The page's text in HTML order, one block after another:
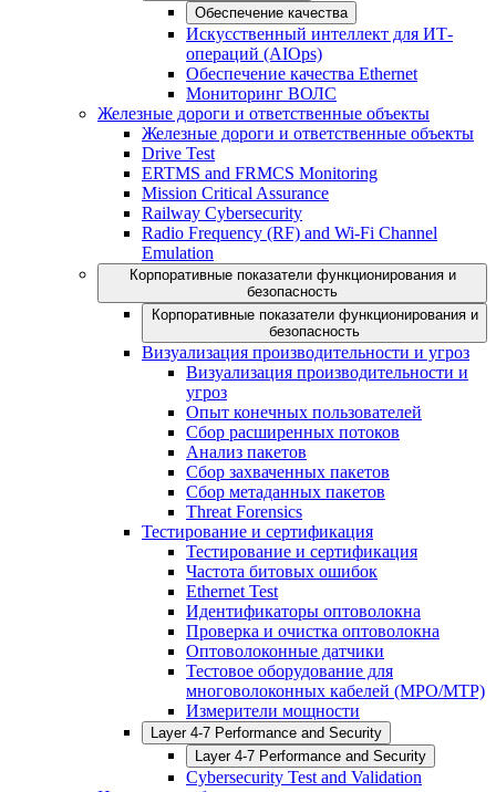
Обеспечение качества
Искусственный интеллект для ИТ-
операций (AIOps)
Обеспечение качества Ethernet
Мониторинг ВОЛС
Железные дороги и ответственные объекты
Железные дороги и ответственные объекты
Drive Test
ERTMS and FRMCS Monitoring
Mission Critical Assurance
Railway Cybersecurity
Radio Frequency (RF) and Wi-Fi Channel
Emulation
Корпоративные показатели функционирования и
безопасность
Корпоративные показатели функционирования и
безопасность
Визуализация производительности и угроз
Визуализация производительности и
угроз
Опыт конечных пользователей
Сбор расширенных потоков
Анализ пакетов
Сбор захваченных пакетов
Сбор метаданных пакетов
Threat Forensics
Тестирование и сертификация
Тестирование и сертификация
Частота битовых ошибок
Ethernet Test
Идентификаторы оптоволокна
Проверка и очистка оптоволокна
Оптоволоконные датчики
Тестовое оборудование для
многоволоконных кабелей (MPO/MTP)
Измерители мощности
Layer 4-7 Performance and Security
Layer 4-7 Performance and Security
Cybersecurity Test and Validation